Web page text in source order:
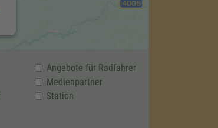
Angebote für Radfahrer
Medienpartner
Station